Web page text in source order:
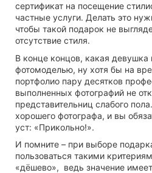
сертификат на посещение
частные услуги. Делать это
чтобы такой подарок не
отсутствие стиля.
В конце концов, какая девушка
фотомоделью, ну хотя бы на
портфолио пару десятков
выполненных фотографий не
представительниц слабого
хорошего фотографа, и вы
уст: «Прикольно!».
И помните – при выборе
пользоваться такими
«дёшево», ведь значение